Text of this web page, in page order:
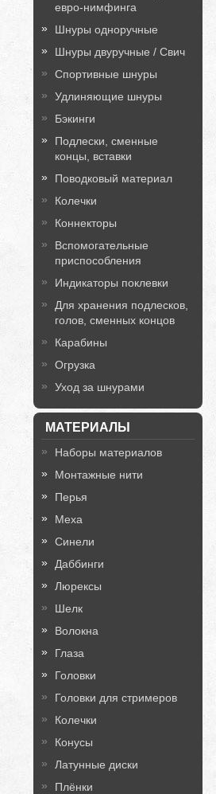
евро-нимфинга
Шнуры одноручные
Шнуры двуручные / Свич
Спортивные шнуры
Удлиняющие шнуры
Бэкинги
Подлески, сменные
концы, вставки
Поводковый материал
Колечки
Коннекторы
Вспомогательные
приспособления
Индикаторы поклевки
Для хранения подлесков,
голов, сменных концов
Карабины
Огрузка
Уход за шнурами
МАТЕРИАЛЫ
Наборы материалов
Монтажные нити
Перья
Меха
Синели
Даббинги
Люрексы
Шелк
Волокна
Глаза
Головки
Головки для стримеров
Колечки
Конусы
Латунные диски
Плёнки